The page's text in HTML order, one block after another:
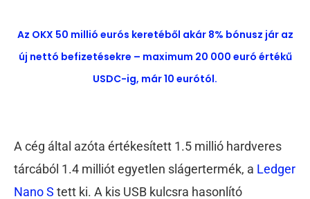
Az OKX 50 millió eurós keretéből akár 8% bónusz jár az
új nettó befizetésekre – maximum 20 000 euró értékű
USDC-ig, már 10 eurótól.
A cég által azóta értékesített 1.5 millió hardveres
tárcából 1.4 milliót egyetlen slágertermék, a Ledger
Nano S tett ki. A kis USB kulcsra hasonlító